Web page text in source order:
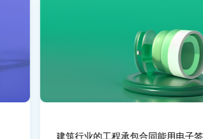
建筑行业的工程承包合同能用电子签吗